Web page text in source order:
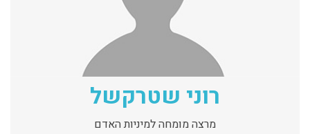
רוני שטרקשל
מרצה מומחה למיניות האדם